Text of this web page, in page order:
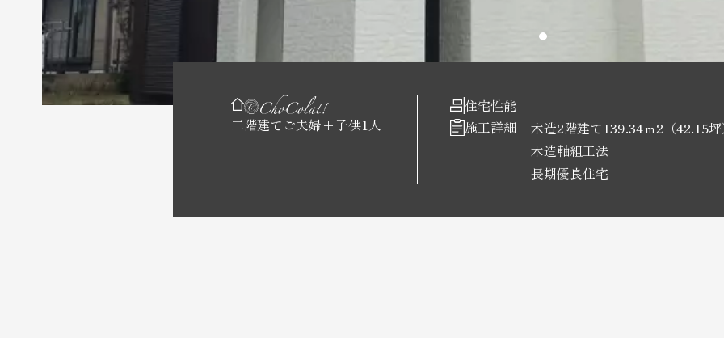
二階建て ご夫婦+子供1人
住宅性能
施工詳細
木造2階建て139.34ｍ2（42.15
木造軸組工法
長期優良住宅